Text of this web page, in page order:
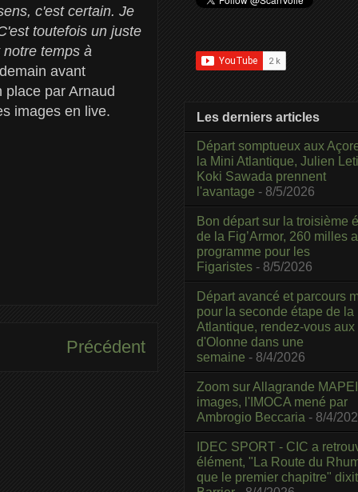
c'est certain. Je
toutefois un juste
temps à
avant
place par Arnaud
images en live.
Précédent
Les derniers articles
Départ somptueux aux
la Mini Atlantique, Julien
Koki Sawada prennent
l'avantage - 8/5/2026
Bon départ sur la troisième
de la Fig’Armor, 260 milles
programme pour les
Figaristes - 8/5/2026
Départ avancé et parcours
pour la seconde étape de la
Atlantique, rendez-vous
d'Olonne dans une
semaine - 8/4/2026
Zoom sur Allagrande
images, l'IMOCA mené par
Ambrogio Beccaria - 8/4/
IDEC SPORT - CIC a
élément, "La Route du
que le premier chapitre"